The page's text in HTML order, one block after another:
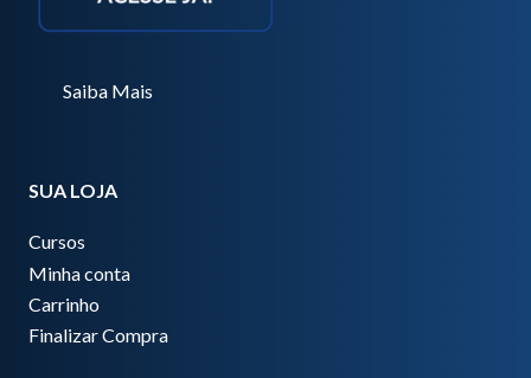
Saiba Mais
SUA LOJA
Cursos
Minha conta
Carrinho
Finalizar Compra